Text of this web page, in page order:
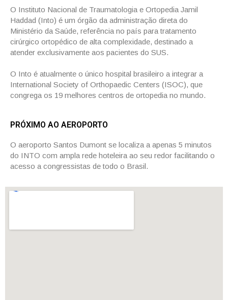
O Instituto Nacional de Traumatologia e Ortopedia Jamil
Haddad (Into) é um órgão da administração direta do
Ministério da Saúde, referência no país para tratamento
cirúrgico ortopédico de alta complexidade, destinado a
atender exclusivamente aos pacientes do SUS.
O Into é atualmente o único hospital brasileiro a integrar a
International Society of Orthopaedic Centers (ISOC), que
congrega os 19 melhores centros de ortopedia no mundo.
PRÓXIMO AO AEROPORTO
O aeroporto Santos Dumont se localiza a apenas 5 minutos
do INTO com ampla rede hoteleira ao seu redor facilitando o
acesso a congressistas de todo o Brasil.